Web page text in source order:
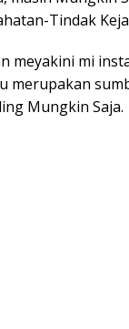
Tindak
meyakini mi
merupakan
Mungkin Saja.